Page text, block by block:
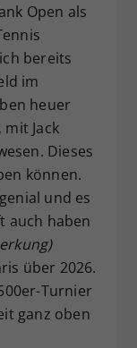
Open als
bereits
im
heuer
Jack
Dieses
können.
und es
auch haben
über 2026.
Turnier
ganz oben